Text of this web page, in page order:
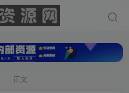
正文